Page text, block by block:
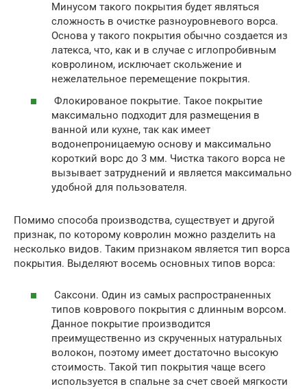
Минусом такого покрытия будет являться
сложность в очистке разноуровневого ворса.
Основа у такого покрытия обычно создается из
латекса, что, как и в случае с иглопробивным
ковролином, исключает скольжение и
нежелательное перемещение покрытия.
Флокированое покрытие. Такое покрытие
максимально подходит для размещения в
ванной или кухне, так как имеет
водонепроницаемую основу и максимально
короткий ворс до 3 мм. Чистка такого ворса не
вызывает затруднений и является максимально
удобной для пользователя.
Помимо способа производства, существует и другой
признак, по которому ковролин можно разделить на
несколько видов. Таким признаком является тип ворса
покрытия. Выделяют восемь основных типов ворса:
Саксони. Один из самых распространенных
типов коврового покрытия с длинным ворсом.
Данное покрытие производится
преимущественно из скрученных натуральных
волокон, поэтому имеет достаточно высокую
стоимость. Такой тип покрытия чаще всего
используется в спальне за счет своей мягкости